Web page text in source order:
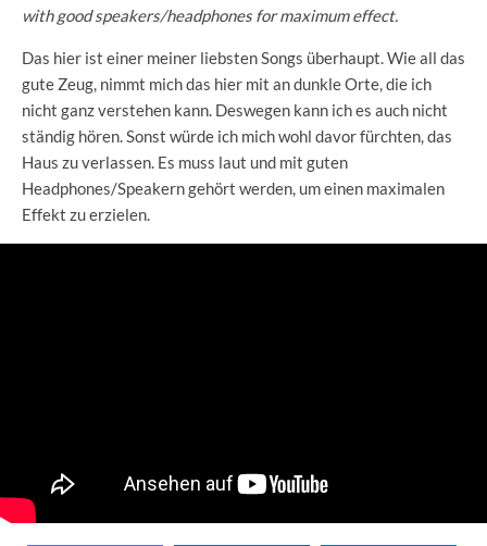
with good speakers/headphones for maximum effect.
Das hier ist einer meiner liebsten Songs überhaupt. Wie all das
gute Zeug, nimmt mich das hier mit an dunkle Orte, die ich
nicht ganz verstehen kann. Deswegen kann ich es auch nicht
ständig hören. Sonst würde ich mich wohl davor fürchten, das
Haus zu verlassen. Es muss laut und mit guten
Headphones/Speakern gehört werden, um einen maximalen
Effekt zu erzielen.